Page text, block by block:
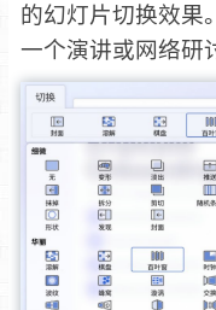
的幻灯片切换效果
一个演讲或网络研